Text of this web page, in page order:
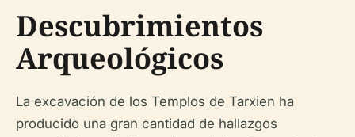
Descubrimientos
Arqueológicos
La excavación de los Templos de Tarxien ha
producido una gran cantidad de hallazgos